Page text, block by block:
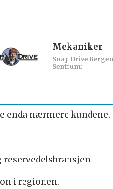
Snap Drive Bergen
Sentrum:
Mekaniker
enda nærmere kundene.
i regionen.